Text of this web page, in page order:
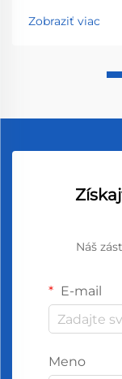
Zobraziť viac
Náš
E-mail
Meno